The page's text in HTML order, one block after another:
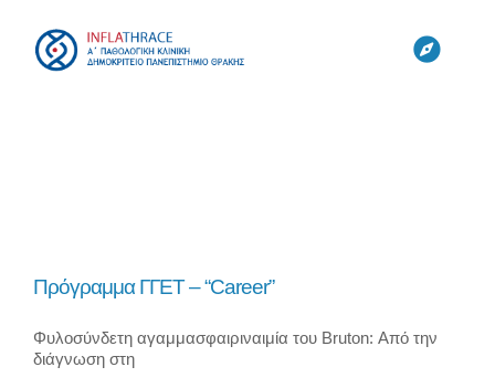
content
ΕΡΓΑΣΤΗΡΙΑ
ΕΡΕΥΝΑ
Πρόγραμμα ΓΓΕΤ – “Career”
Φυλοσύνδετη αγαμμασφαιριναιμία του Bruton: Από την
διάγνωση στη